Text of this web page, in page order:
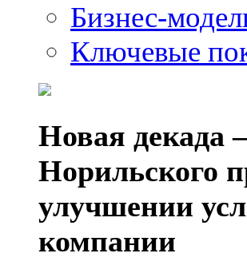
Бизнес-
Ключевые
Новая декада
Норильского
улучшении
компании